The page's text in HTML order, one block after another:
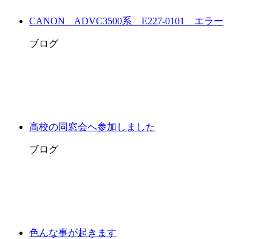
CANON ADVC3500系 E227-0101 エラー
ブログ
高校の同窓会へ参加しました
ブログ
色んな事が起きます